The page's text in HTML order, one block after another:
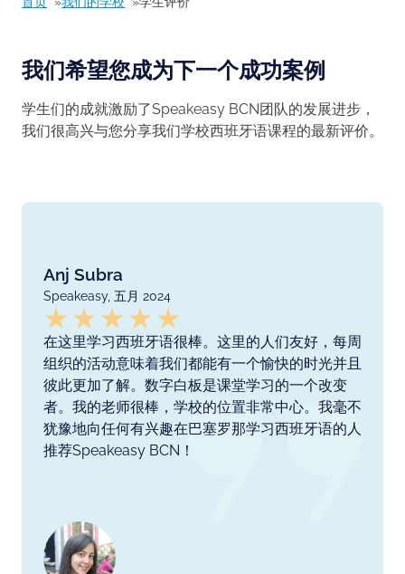
我们希望您成为下一个成功案例
学生们的成就激励了Speakeasy BCN团队的发展进步，
我们很高兴与您分享我们学校西班牙语课程的最新评价。
Anj Subra
Speakeasy, 五月 2024
在这里学习西班牙语很棒。这里的人们友好，每周
组织的活动意味着我们都能有一个愉快的时光并且
彼此更加了解。数字白板是课堂学习的一个改变
者。我的老师很棒，学校的位置非常中心。我毫不
犹豫地向任何有兴趣在巴塞罗那学习西班牙语的人
推荐Speakeasy BCN！